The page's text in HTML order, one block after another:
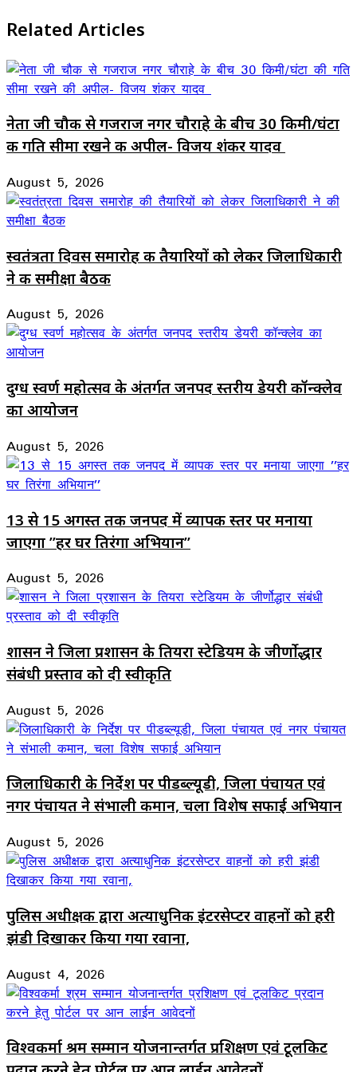
Related Articles
नेता जी चौक से गजराज नगर चौराहे के बीच 30 किमी/घंटा
की गति सीमा रखने की अपील- विजय शंकर यादव
August 5, 2026
स्वतंत्रता दिवस समारोह की तैयारियों को लेकर जिलाधिकारी
ने की समीक्षा बैठक
August 5, 2026
दुग्ध स्वर्ण महोत्सव के अंतर्गत जनपद स्तरीय डेयरी कॉन्क्लेव
का आयोजन
August 5, 2026
13 से 15 अगस्त तक जनपद में व्यापक स्तर पर मनाया
जाएगा ’’हर घर तिरंगा अभियान’’
August 5, 2026
शासन ने जिला प्रशासन के तियरा स्टेडियम के जीर्णोद्धार
संबंधी प्रस्ताव को दी स्वीकृति
August 5, 2026
जिलाधिकारी के निर्देश पर पीडब्ल्यूडी, जिला पंचायत एवं
नगर पंचायत ने संभाली कमान, चला विशेष सफाई अभियान
August 5, 2026
पुलिस अधीक्षक द्वारा अत्याधुनिक इंटरसेप्टर वाहनों को हरी
झंडी दिखाकर किया गया रवाना,
August 4, 2026
विश्वकर्मा श्रम सम्मान योजनान्तर्गत प्रशिक्षण एवं टूलकिट